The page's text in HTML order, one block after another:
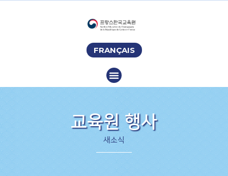
FRANÇAIS
교육원 행사
새소식